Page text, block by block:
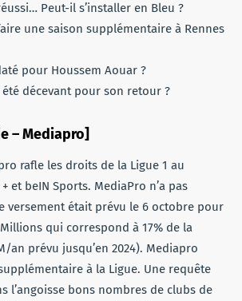
Peut-il s’installer en Bleu ?
une saison supplémentaire à Rennes
pour Houssem Aouar ?
décevant pour son retour ?
– Mediapro]
rafle les droits de la Ligue 1 au
et beIN Sports. MediaPro n’a pas
versement était prévu le 6 octobre pour
qui correspond à 17% de la
an prévu jusqu’en 2024). Mediapro
à la Ligue. Une requête
l’angoisse bons nombres de clubs de